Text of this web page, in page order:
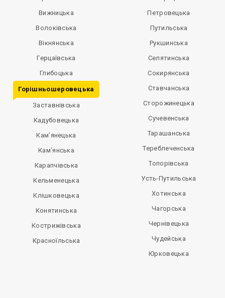
Вижницька
Волоківська
Вікнянська
Герцаївська
Глибоцька
Горішньошеровецька
Заставнівська
Кадубовецька
Кам’янецька
Кам’янська
Карапчівська
Кельменецька
Клішковецька
Конятинська
Кострижівська
Красноїльська
Петровецька
Путильська
Рукшинська
Селятинська
Сокирянська
Ставчанська
Сторожинецька
Сучевенська
Тарашанська
Тереблеченська
Топорівська
Усть-Путильська
Хотинська
Чагорська
Чернівецька
Чудейська
Юрковецька